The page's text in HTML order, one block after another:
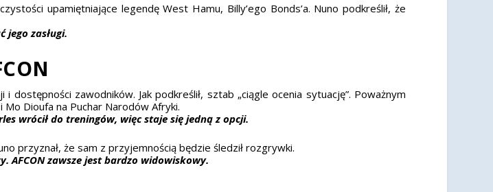
upamiętniające legendę West Hamu, Billy’ego Bonds’a. Nuno podkreślił, że
jego zasługi.
zawodników. Jak podkreślił, sztab „ciągle ocenia sytuację”. Poważnym
Dioufa na Puchar Narodów Afryki.
wrócił do treningów, więc staje się jedną z opcji.
przyznał, że sam z przyjemnością będzie śledził rozgrywki.
AFCON zawsze jest bardzo widowiskowy.